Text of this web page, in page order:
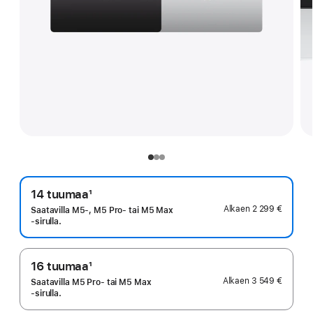
14 tuumaa
Alaviite
1
Saatavilla M5-, M5 Pro‑ tai M5 Max
‑sirulla.
Alkaen 2 299 €
16 tuumaa
Alaviite
1
Saatavilla M5 Pro‑ tai M5 Max
‑sirulla.
Alkaen 3 549 €